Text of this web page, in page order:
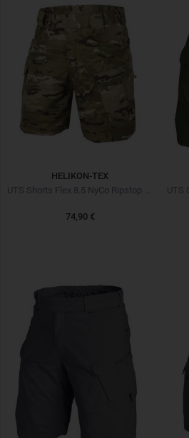
HELIKON-TEX
74,90 €